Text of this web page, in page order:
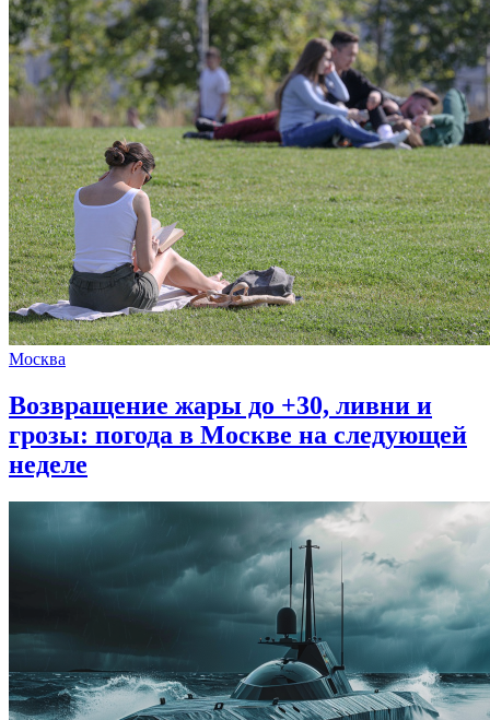
Москва
Возвращение жары до +30, ливни и
грозы: погода в Москве на следующей
неделе